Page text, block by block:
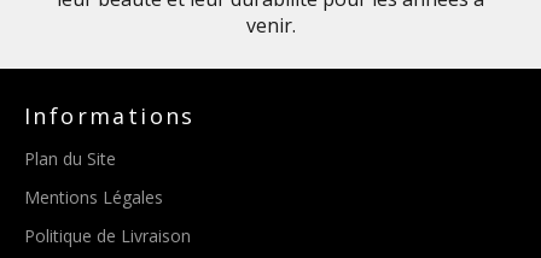
venir.
Informations
Plan du Site
Mentions Légales
Politique de Livraison